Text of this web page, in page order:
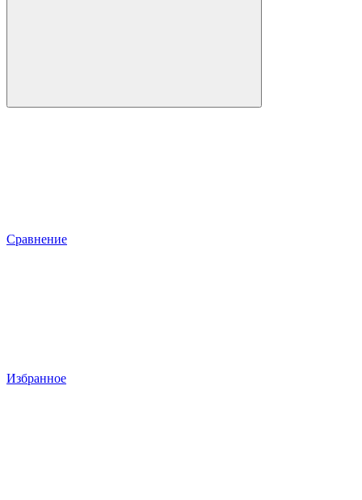
Сравнение
Избранное